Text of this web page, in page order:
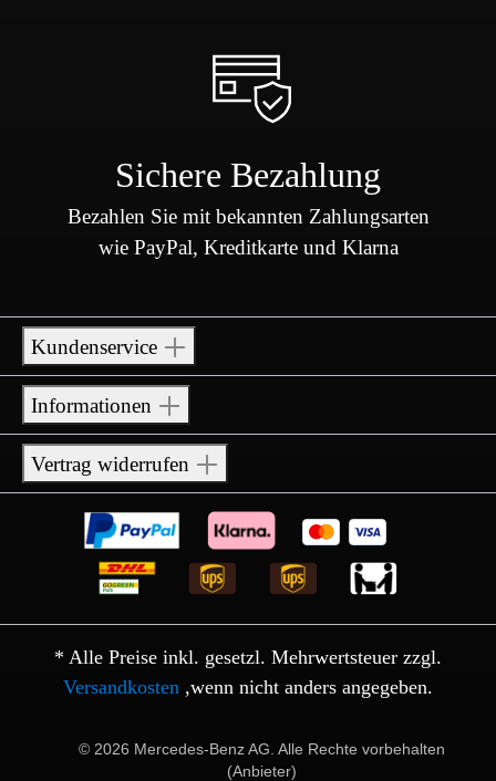
Sichere Bezahlung
Bezahlen Sie mit bekannten Zahlungsarten
wie PayPal, Kreditkarte und Klarna
Kundenservice
Informationen
Vertrag widerrufen
* Alle Preise inkl. gesetzl. Mehrwertsteuer zzgl.
Versandkosten ,wenn nicht anders angegeben.
© 2026 Mercedes-Benz AG. Alle Rechte vorbehalten
(Anbieter)